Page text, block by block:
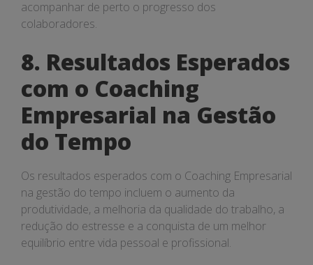
acompanhar de perto o progresso dos
colaboradores.
8. Resultados Esperados
com o Coaching
Empresarial na Gestão
do Tempo
Os resultados esperados com o Coaching Empresarial
na gestão do tempo incluem o aumento da
produtividade, a melhoria da qualidade do trabalho, a
redução do estresse e a conquista de um melhor
equilíbrio entre vida pessoal e profissional.